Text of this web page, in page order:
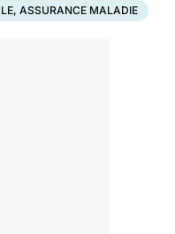
ASSURANCE MALADIE